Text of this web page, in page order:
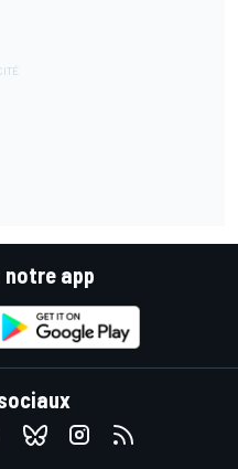
notre app